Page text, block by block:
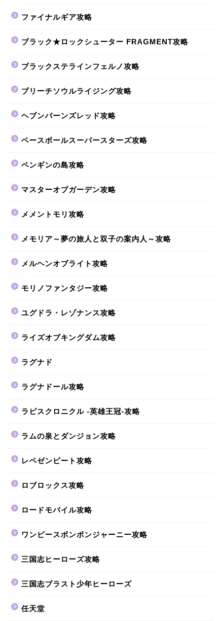
ファイナルギア攻略
ブラック★ロックシューター FRAGMENT攻略
ブラックステラインフェルノ攻略
ブリーチソウルライジング攻略
ヘブンバーンズレッド攻略
ベースボールスーパースターズ攻略
ペンギンの島攻略
マスターオブガーデン攻略
メメントモリ攻略
メモリア～夢の旅人と双子の案内人～攻略
メルヘンオブライト攻略
モリノファンタジー攻略
ユグドラ・レゾナンス攻略
ライズオブキングダム攻略
ラグナド
ラグナドール攻略
ラピスクロニクル -英雄王冠-攻略
ラムの泉とダンジョン攻略
レペゼンビート攻略
ロブロックス攻略
ロードモバイル攻略
ワンピースボンボンジャーニー攻略
三国志ヒーローズ攻略
三国志ブラスト少年ヒーローズ
任天堂